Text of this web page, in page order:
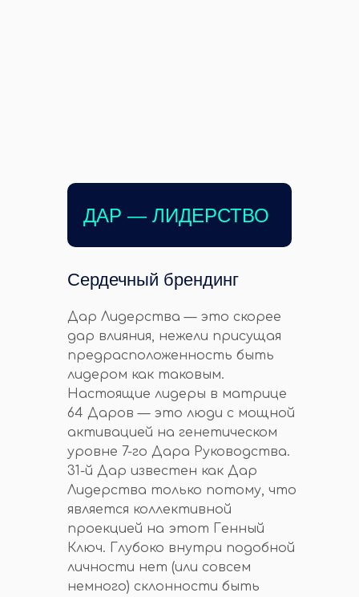
ДАР — ЛИДЕРСТВО
Сердечный брендинг
Дар Лидерства — это скорее
дар влияния, нежели присущая
предрасположенность быть
лидером как таковым.
Настоящие лидеры в матрице
64 Даров — это люди с мощной
активацией на генетическом
уровне 7-го Дара Руководства.
31-й Дар известен как Дар
Лидерства только потому, что
является коллективной
проекцией на этот Генный
Ключ. Глубоко внутри подобной
личности нет (или совсем
немного) склонности быть